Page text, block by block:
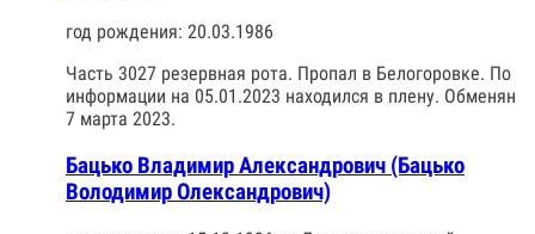
год рождения: 20.03.1986
Часть 3027 резервная рота. Пропал в Белогоровке. По
информации на 05.01.2023 находился в плену. Обменян
7 марта 2023.
Бацько Владимир Александрович (Бацько
Володимир Олександрович)